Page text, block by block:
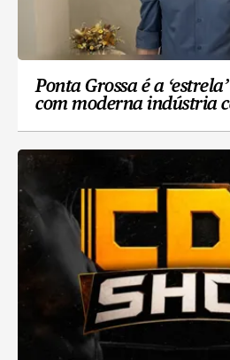
Ponta Grossa é a
com moderna indústria